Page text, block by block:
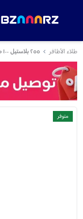
طلاء الأظافر ٢٥٥ بلاستيل ١٠٠ طلاء أظافر
متوفر